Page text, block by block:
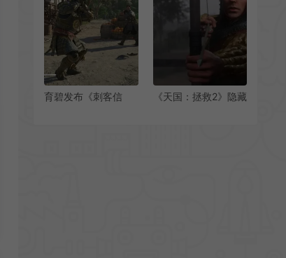
育碧发布《刺客信
《天国：拯救2》隐藏